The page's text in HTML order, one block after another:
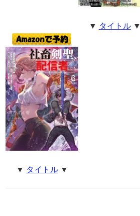
▼ タイトル▼
▼ タイトル▼